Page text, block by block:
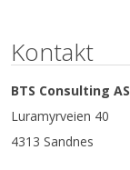
Kontakt
BTS Consulting AS
Luramyrveien 40
4313 Sandnes